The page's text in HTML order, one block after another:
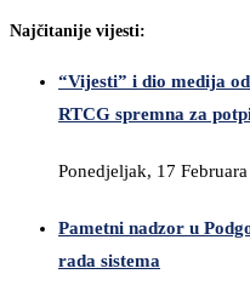
Najčitanije vijesti:
“Vijesti” i dio medija
RTCG spremna za
Ponedjeljak, 17
Pametni nadzor u
rada sistema